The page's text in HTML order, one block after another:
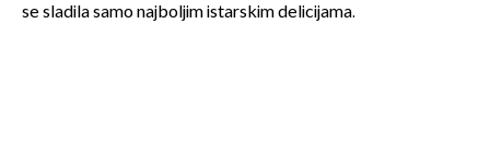
se sladila samo najboljim istarskim delicijama.